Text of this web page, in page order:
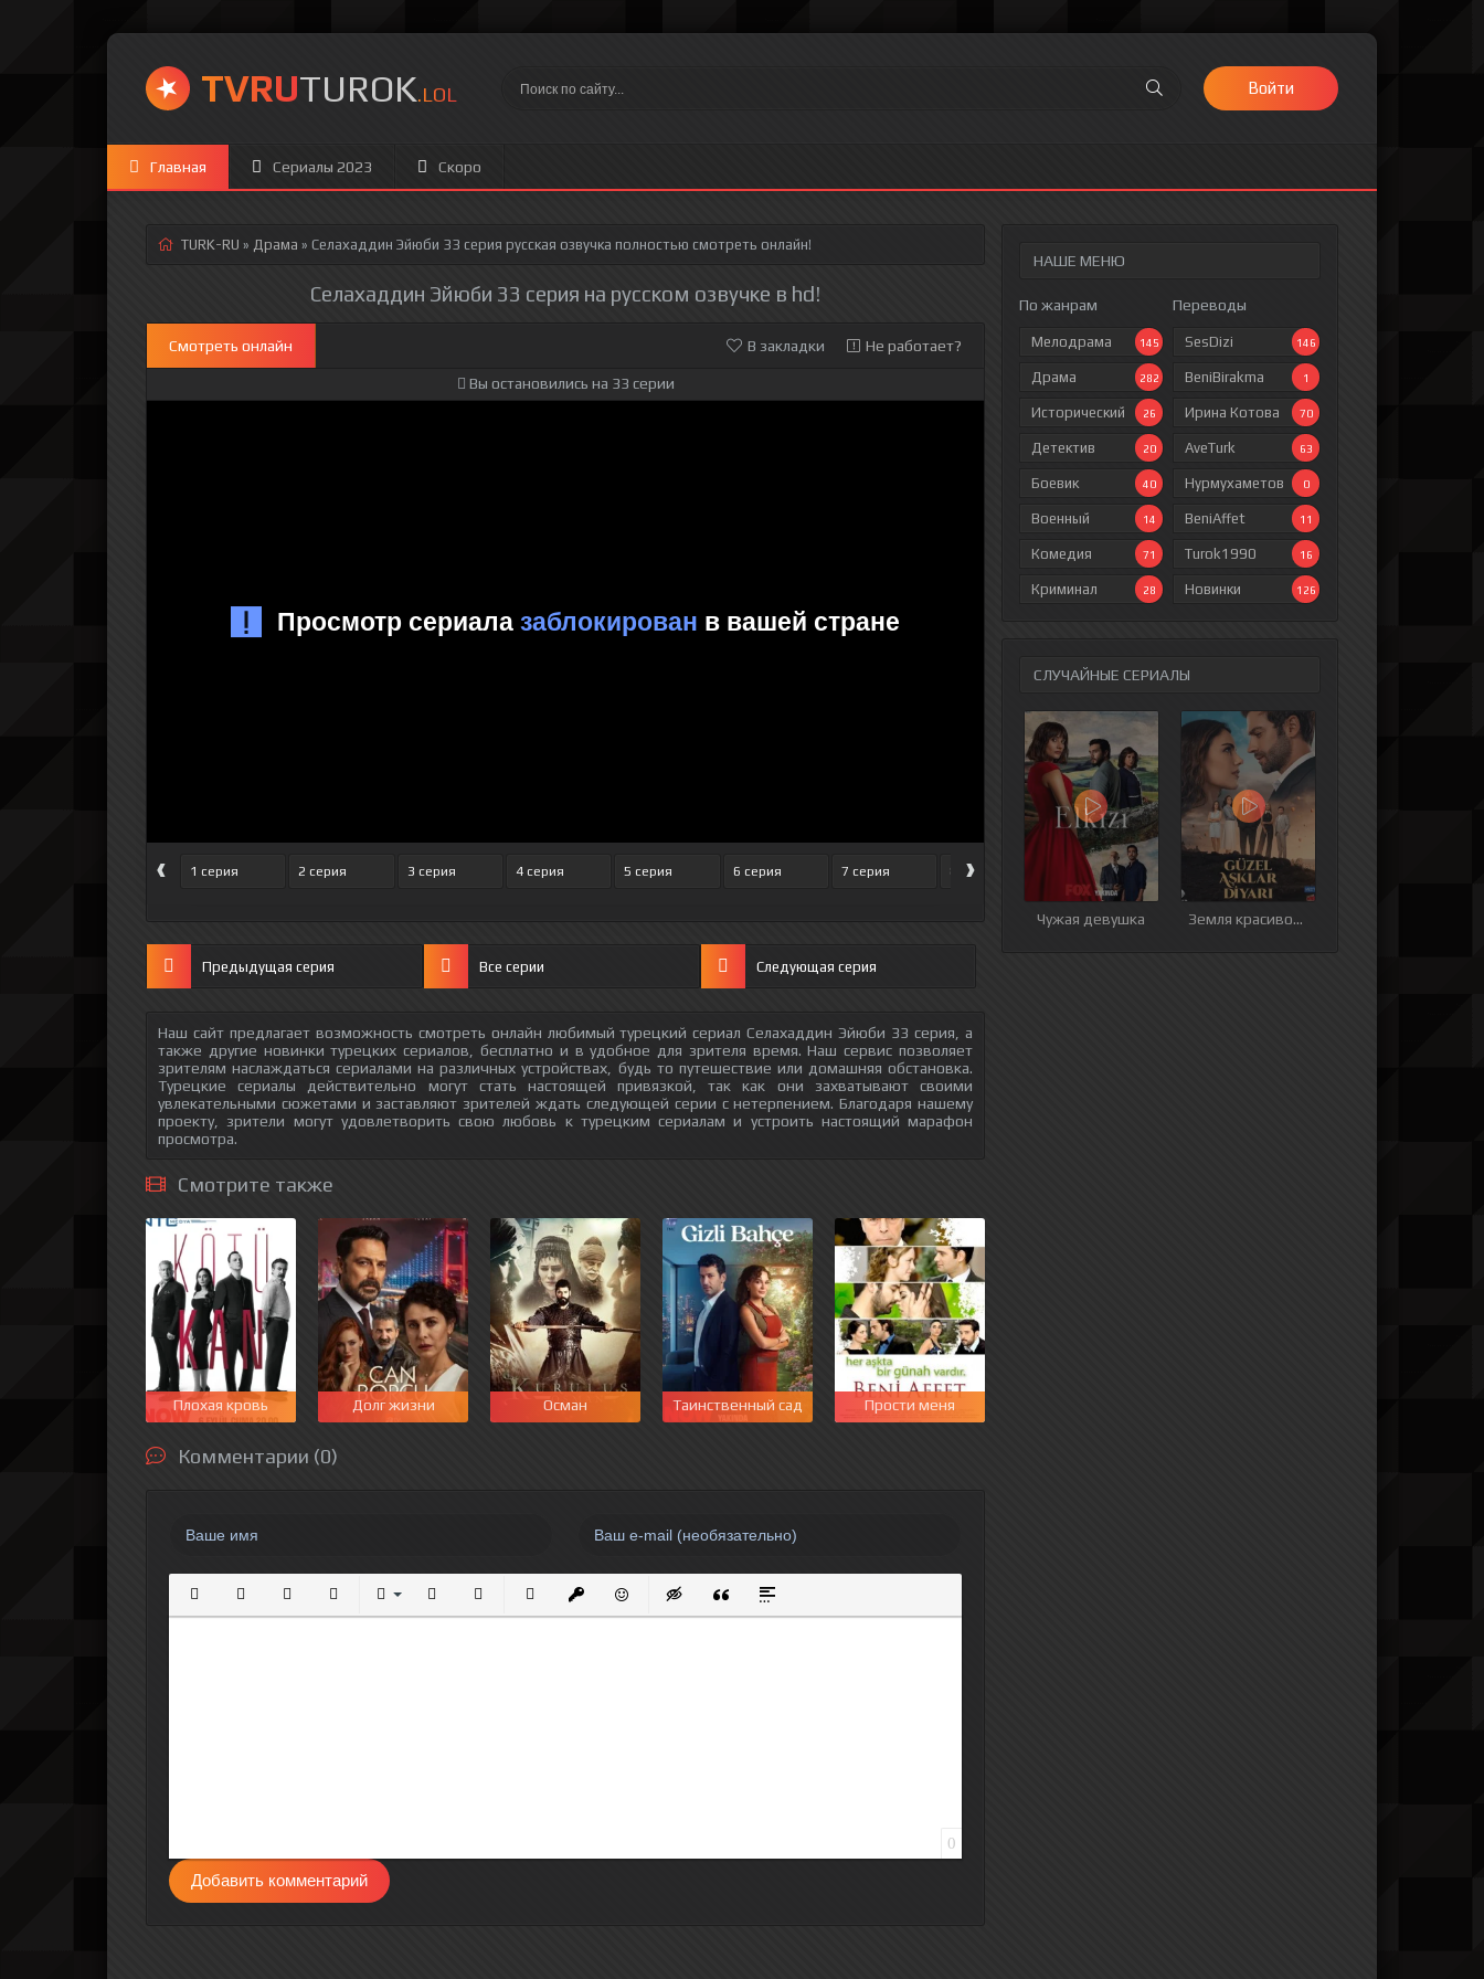
TVRUTUROK.LOL Войти
Главная Сериалы 2023 Скоро
НАШЕ МЕНЮ
По жанрам
Мелодрама 145
Драма 282
Исторический 26
Детектив 20
Боевик 40
Военный 14
Комедия 71
Криминал 28
Переводы
SesDizi 146
BeniBirakma 1
Ирина Котова 70
AveTurk 63
Нурмухаметов 0
BeniAffet 11
Turok1990 16
Новинки 126
СЛУЧАЙНЫЕ СЕРИАЛЫ
Чужая девушка Земля красивой любви
TURK-RU » Драма » Селахаддин Эйюби 33 серия русская озвучка полностью смотреть онлайн!
Селахаддин Эйюби 33 серия на русском озвучке в hd!
Смотреть онлайн В закладки Не работает?
Вы остановились на 33 серии
‹ 1 серия 2 серия 3 серия 4 серия 5 серия 6 серия 7 серия 8 серия 9 серия 10 серия 11 серия
›
Предыдущая серия Все серии Следующая серия
Наш сайт предлагает возможность смотреть онлайн любимый турецкий сериал Селахаддин Эйюби 33 серия, а
также другие новинки турецких сериалов, бесплатно и в удобное для зрителя время. Наш сервис позволяет
зрителям наслаждаться сериалами на различных устройствах, будь то путешествие или домашняя обстановка.
Турецкие сериалы действительно могут стать настоящей привязкой, так как они захватывают своими
увлекательными сюжетами и заставляют зрителей ждать следующей серии с нетерпением. Благодаря нашему
проекту, зрители могут удовлетворить свою любовь к турецким сериалам и устроить настоящий марафон
просмотра.
Смотрите также
Плохая кровь Долг жизни Осман Таинственный сад Прости меня
Комментарии (0)
Полужирный
КурсивПодчеркнутый
ЗачеркнутыйВыравнивание
Нумерованный список
Маркированный список
Вставить ссылку
Вставить защищенную ссылку
Вставить смайлик
Вставка скрытого текста
Вставка цитаты
Вставка спойлера
0
Добавить комментарий